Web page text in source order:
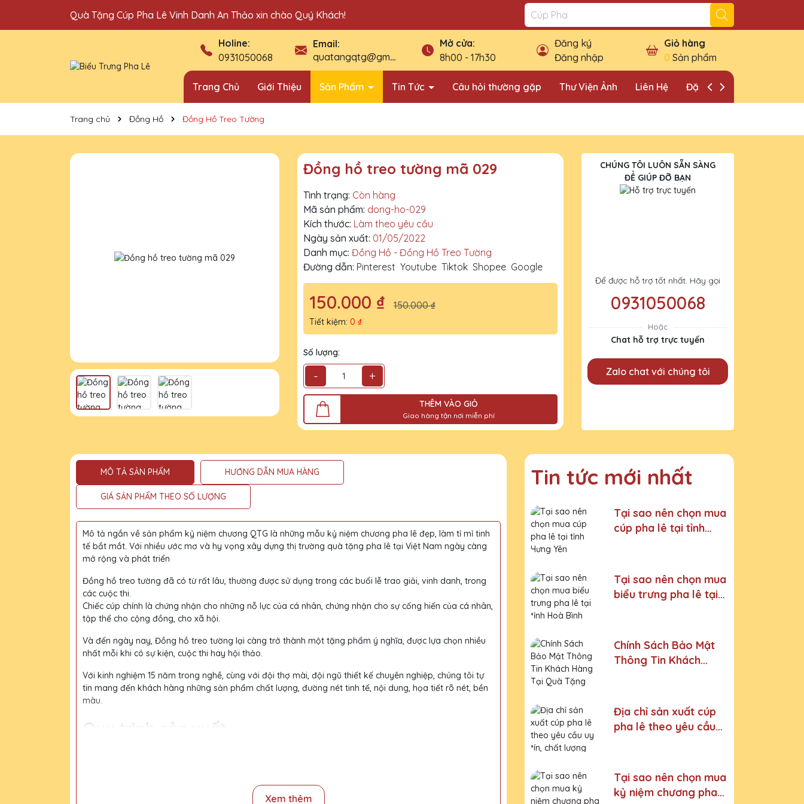
Quà Tặng Cúp Pha Lê Vinh Danh An Thảo xin chào Quý Khách!
Địa chỉ bán cúp vinh danh uy tín tại Hà Nội!
Holine:
0931050068
Email:
quatangqtg@gmail.com
Mở cửa:
8h00 - 17h30
Đăng ký
Đăng nhập
Giỏ hàng
0 Sản phẩm
Trang Chủ Giới Thiệu Sản Phẩm Tin Tức Câu hỏi thường gặp Thư Viện Ảnh Liên Hệ Đặt Lịch Khảo Sát
Trang chủ Đồng Hồ Đồng Hồ Treo Tường
Đồng hồ treo tường mã 029
Tình trạng: Còn hàng
Mã sản phẩm: dong-ho-029
Kích thước: Làm theo yêu cầu
Ngày sản xuất: 01/05/2022
Danh mục: Đồng Hồ - Đồng Hồ Treo Tường
Đường dẫn: Pinterest Youtube Tiktok Shopee Google
150.000 ₫ 150.000 ₫
Tiết kiệm: 0 ₫
Số lượng:
- +
THÊM VÀO GIỎ
Giao hàng tận nơi miễn phí
CHÚNG TÔI LUÔN SẴN SÀNG
ĐỂ GIÚP ĐỠ BẠN
Để được hỗ trợ tốt nhất. Hãy gọi
0931050068
Hoặc
Chat hỗ trợ trực tuyến
Zalo chat với chúng tôi
MÔ TẢ SẢN PHẨM HƯỚNG DẪN MUA HÀNG
GIÁ SẢN PHẨM THEO SỐ LƯỢNG
Mô tả ngắn về sản phẩm kỷ niệm chương QTG là những mẫu kỷ niệm chương pha lê đẹp, làm tỉ mỉ tinh
tế bắt mắt. Với nhiều ước mơ và hy vọng xây dựng thị trường quà tặng pha lê tại Việt Nam ngày càng
mở rộng và phát triển
Đồng hồ treo tường đã có từ rất lâu, thường được sử dụng trong các buổi lễ trao giải, vinh danh, trong
các cuộc thi.
Chiếc cúp chính là chứng nhận cho những nỗ lực của cá nhân, chứng nhận cho sự cống hiến của cá nhân,
tập thể cho cộng đồng, cho xã hội.
Và đến ngày nay, Đồng hồ treo tường lại càng trở thành một tặng phẩm ý nghĩa, được lựa chọn nhiều
nhất mỗi khi có sự kiện, cuộc thi hay hội thảo.
Với kinh nghiệm 15 năm trong nghề, cùng với đội thợ mài, đội ngũ thiết kế chuyên nghiệp, chúng tôi tự
tin mang đến khách hàng những sản phẩm chất lượng, đường nét tinh tế, nội dung, họa tiết rõ nét, bền
màu.
Quy trình sản xuất
Xem thêm
Tin tức mới nhất
Tại sao nên chọn mua
cúp pha lê tại tỉnh
Tại sao nên chọn mua
biểu trưng pha lê tại
Chính Sách Bảo Mật
Thông Tin Khách
An Thảo
Địa chỉ sản xuất cúp
pha lê theo yêu cầu
Tại sao nên chọn mua
kỷ niệm chương pha